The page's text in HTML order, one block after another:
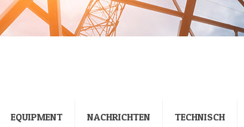
EQUIPMENT NACHRICHTEN TECHNISCH